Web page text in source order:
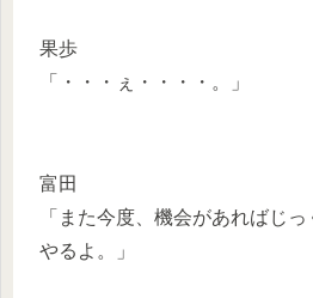
果歩
「・・・ぇ・・・・。」
富田
「また今度、機会があればじ
やるよ。」